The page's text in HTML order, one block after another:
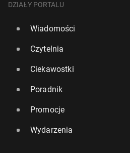
DZIAŁY PORTALU
Wiadomości
Czytelnia
Ciekawostki
Poradnik
Promocje
Wydarzenia